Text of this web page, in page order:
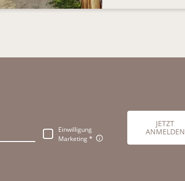
Einwilligung
Marketing
JETZT
ANMELDEN